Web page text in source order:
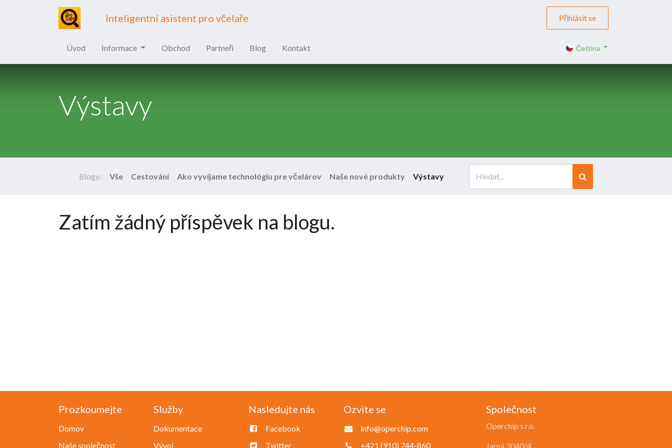
Inteligentní asistent pro včelaře Přihlásit se
Úvod Informace Obchod Partneři Blog Kontakt Čeština
Výstavy
Blogy: Vše Cestování Ako vyvíjame technológiu pre včelárov Naše nové produkty Výstavy
Zatím žádný příspěvek na blogu.
Prozkoumejte
Domov
Naše společnost
Služby
Dokumentace
Vývoj
Nasledujte nás
Facebook
Twitter
Ozvite se
info@operchip.com
+421 (910) 744-860
Společnost
Operchip s.r.o.
Jarná 3040/4